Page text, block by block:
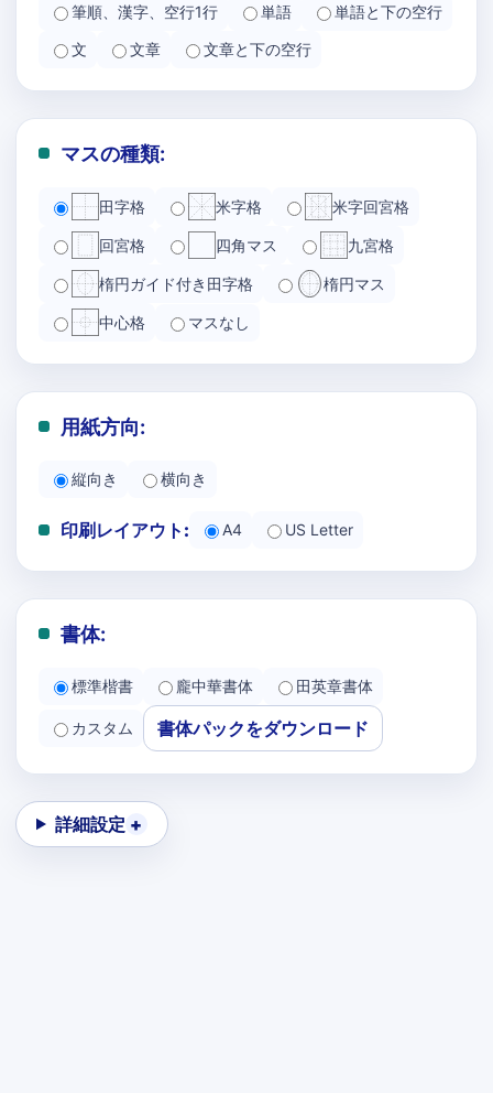
筆順、漢字、空行1行
単語
単語と下の空行
文
文章 文章と下の空行
マスの種類:
田字格 米字格 米字回宮格
回宮格 四角マス 九宮格
楕円ガイド付き田字格 楕円マス
中心格 マスなし
用紙方向:
縦向き 横向き
印刷レイアウト: A4 US Letter
書体:
標準楷書 龐中華書体 田英章書体
カスタム 書体パックをダウンロード
詳細設定